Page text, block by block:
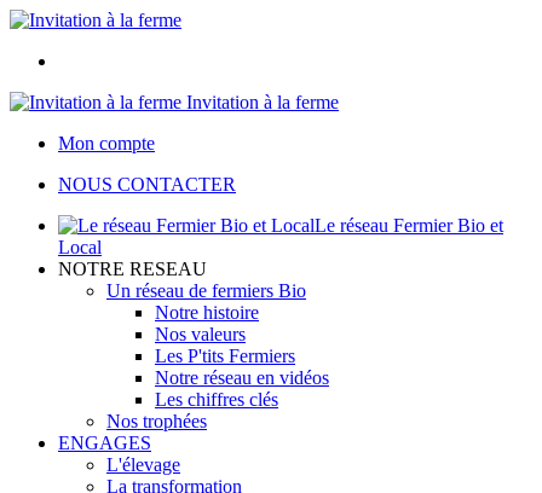
Invitation à la ferme
Mon compte
NOUS CONTACTER
Le réseau Fermier Bio et
Local
NOTRE RESEAU
Un réseau de fermiers Bio
Notre histoire
Nos valeurs
Les P'tits Fermiers
Notre réseau en vidéos
Les chiffres clés
Nos trophées
ENGAGES
L'élevage
La transformation